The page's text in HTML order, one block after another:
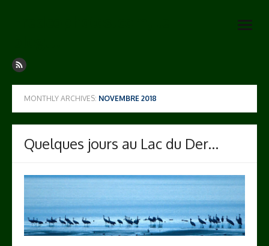
open
MONTHLY ARCHIVES: NOVEMBRE 2018
Quelques jours au Lac du Der…